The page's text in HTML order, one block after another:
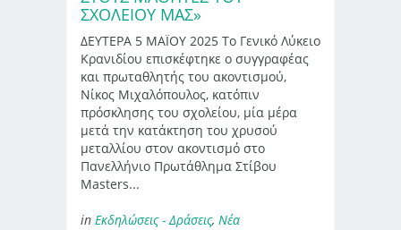
ΣΧΟΛΕΊΟΥ ΜΑΣ»
ΔΕΥΤΕΡΑ 5 ΜΑΪΟΥ 2025 Το Γενικό Λύκειο
Κρανιδίου επισκέφτηκε ο συγγραφέας
και πρωταθλητής του ακοντισμού,
Νίκος Μιχαλόπουλος, κατόπιν
πρόσκλησης του σχολείου, μία μέρα
μετά την κατάκτηση του χρυσού
μεταλλίου στον ακοντισμό στο
Πανελλήνιο Πρωτάθλημα Στίβου
Masters...
in Εκδηλώσεις - Δράσεις, Νέα